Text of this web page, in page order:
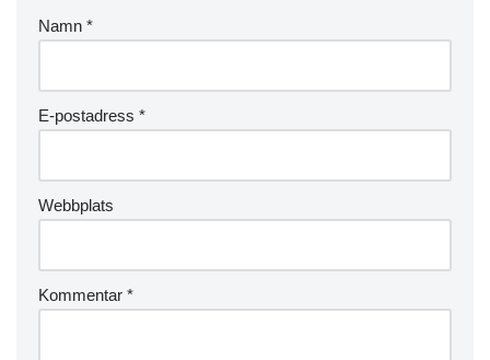
Namn *
E-postadress *
Webbplats
Kommentar *